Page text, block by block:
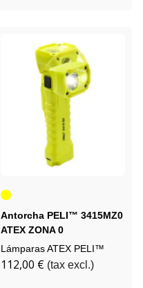
Amarillo
Antorcha PELI™ 3415MZ0
ATEX ZONA 0
Lámparas ATEX PELI™
112,00 € (tax excl.)